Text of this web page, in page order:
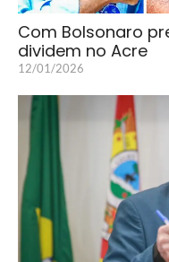
Com Bolsonaro
dividem no Acre
12/01/2026